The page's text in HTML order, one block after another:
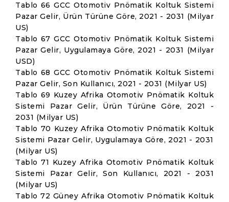
Tablo 66 GCC Otomotiv Pnömatik Koltuk Sistemi
Pazar Gelir, Ürün Türüne Göre, 2021 - 2031 (Milyar
US)
Tablo 67 GCC Otomotiv Pnömatik Koltuk Sistemi
Pazar Gelir, Uygulamaya Göre, 2021 - 2031 (Milyar
USD)
Tablo 68 GCC Otomotiv Pnömatik Koltuk Sistemi
Pazar Gelir, Son Kullanıcı, 2021 - 2031 (Milyar US)
Tablo 69 Kuzey Afrika Otomotiv Pnömatik Koltuk
Sistemi Pazar Gelir, Ürün Türüne Göre, 2021 -
2031 (Milyar US)
Tablo 70 Kuzey Afrika Otomotiv Pnömatik Koltuk
Sistemi Pazar Gelir, Uygulamaya Göre, 2021 - 2031
(Milyar US)
Tablo 71 Kuzey Afrika Otomotiv Pnömatik Koltuk
Sistemi Pazar Gelir, Son Kullanıcı, 2021 - 2031
(Milyar US)
Tablo 72 Güney Afrika Otomotiv Pnömatik Koltuk